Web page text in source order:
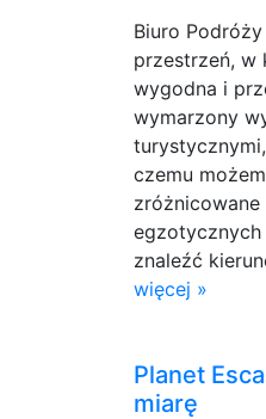
Biuro
przestrzeń, w
wygodna i
wymarzony
czemu
egzotycznych
znaleźć
więcej »
Planet
miarę